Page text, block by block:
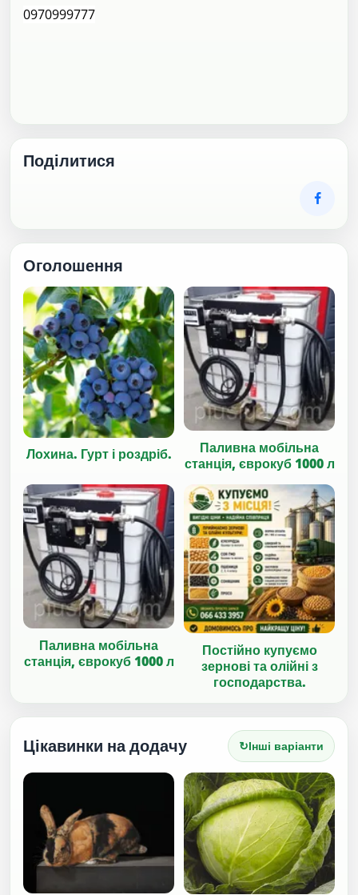
0970999777
Поділитися
Оголошення
Лохина. Гурт і роздріб.
Паливна мобільна
станція, єврокуб 1000 л
Паливна мобільна
станція, єврокуб 1000 л
Постійно купуємо
зернові та олійні з
господарства.
Цікавинки на додачу ↻Інші варіанти